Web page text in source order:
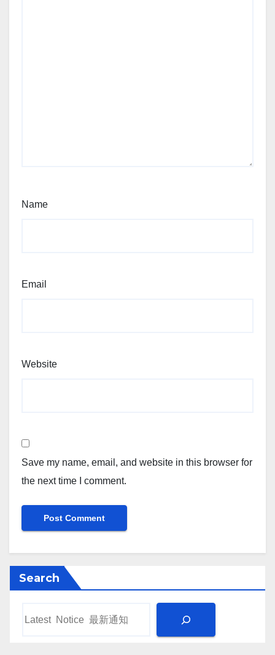
Name
Email
Website
Save my name, email, and website in this browser for
the next time I comment.
Search